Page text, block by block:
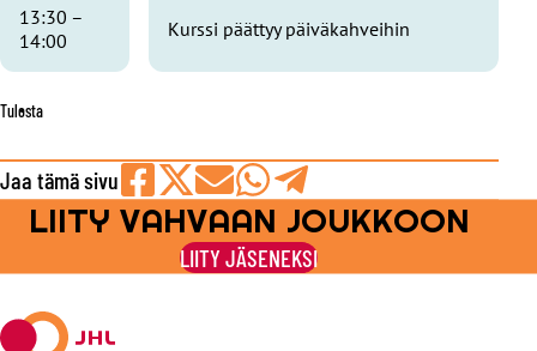
13:30 –
14:00
Kurssi päättyy päiväkahveihin
Tulosta
Jaa tämä sivu
Jaa
Facebookissa
Jaa
viestipalvelu
X:ssä
Jaa
sähköpostilla
Jaa
WhatsAppilla
Jaa
Telegramilla
LIITY VAHVAAN JOUKKOON
LIITY JÄSENEKSI